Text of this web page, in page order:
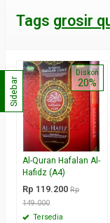
Tags grosir
Diskon
20%
Al-Quran Hafalan Al-
Hafidz (A4)
Rp 119.200 Rp
149.000
Tersedia
Sidebar